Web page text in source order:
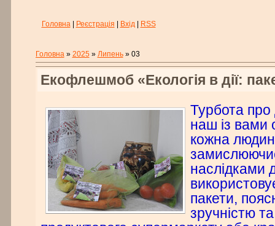
Головна| Реєстрація Вхід| RSS
Головна» 2025 » Липень » 03
Екофлешмоб «Екологія в дії:
Турбота про
наш із вами
кожна
наслідками
пакети,
зручністю